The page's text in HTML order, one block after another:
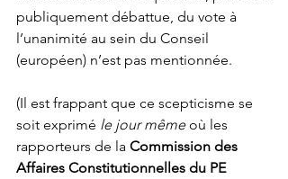
publiquement débattue, du vote à
l’unanimité au sein du Conseil
(européen) n’est pas mentionnée.
(Il est frappant que ce scepticisme se
soit exprimé le jour même où les
rapporteurs de la Commission des
Affaires Constitutionnelles du PE